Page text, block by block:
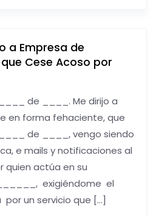
a Empresa de
Cese Acoso por
de ____. Me dirijo a
en forma fehaciente, que
de ____, vengo siendo
e mails y notificaciones al
quien actúa en su
exigiéndome el
un servicio que […]